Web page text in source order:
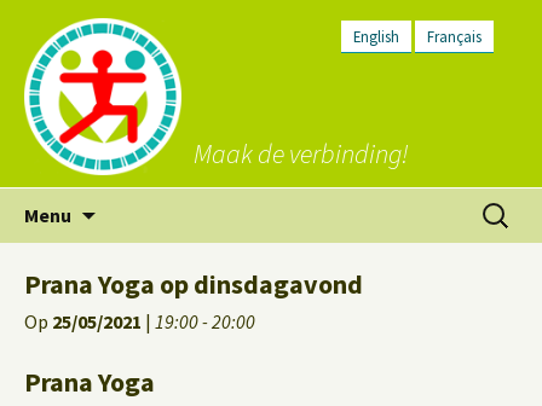
English Français
Maak de verbinding!
Menu
inhoud
Zoeken
naar:
Prana Yoga op dinsdagavond
Op 25/05/2021 | 19:00 - 20:00
Prana Yoga